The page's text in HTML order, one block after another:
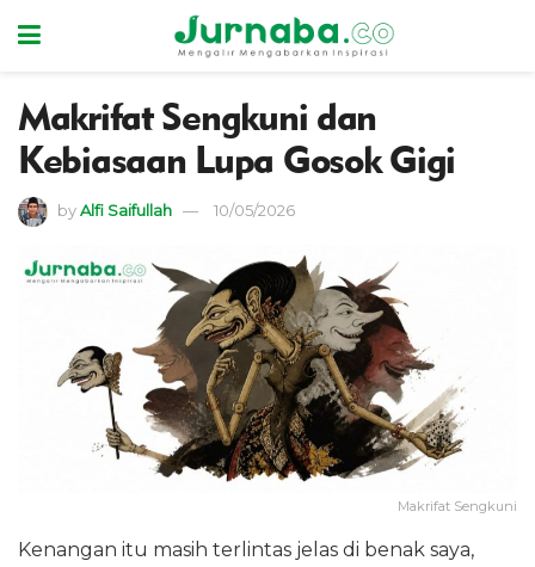
Makrifat Sengkuni dan
Kebiasaan Lupa Gosok Gigi
byAlfi Saifullah 10/05/2026
Makrifat Sengkuni
Kenangan itu masih terlintas jelas di benak saya,